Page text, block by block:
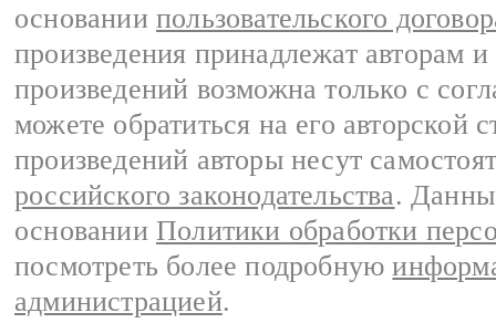
основании пользовательского
произведения принадлежат авторам
произведений возможна только с
можете обратиться на его авторской
произведений авторы несут
российского законодательства.
основании Политики обработки
посмотреть более подробную
администрацией.